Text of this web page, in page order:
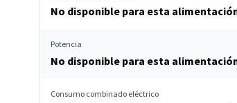
No disponible para esta
Potencia
No disponible para esta
Consumo combinado eléctrico